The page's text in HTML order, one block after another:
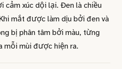
cảm xúc dội lại. Đen là chiều
mắt được làm dịu bởi đen và
bị phân tâm bởi màu, từng
mỗi mùi được hiện ra.